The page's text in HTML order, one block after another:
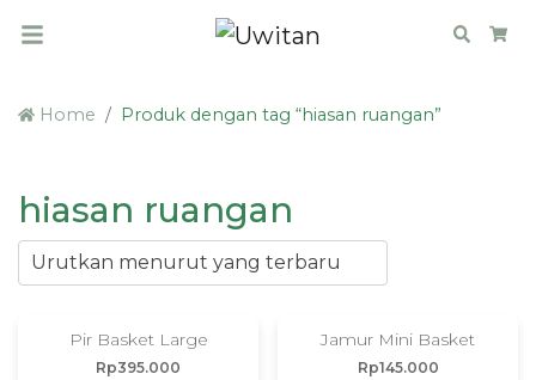
Search
Home Produk dengan tag “hiasan ruangan”
hiasan ruangan
Pir Basket Large
Rp395.000
Jamur Mini Basket
Rp145.000